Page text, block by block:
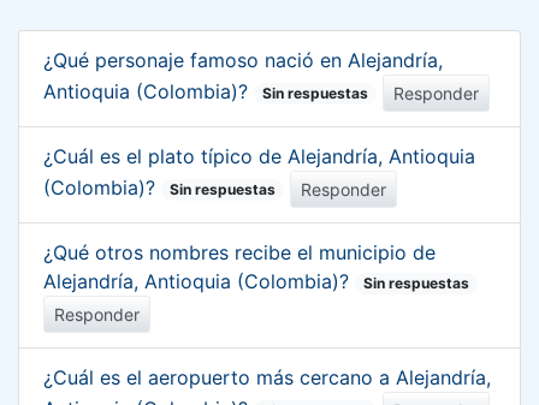
¿Qué personaje famoso nació en Alejandría,
Antioquia (Colombia)?
Sin respuestas Responder
¿Cuál es el plato típico de Alejandría, Antioquia
(Colombia)?
Sin respuestas Responder
¿Qué otros nombres recibe el municipio de
Alejandría, Antioquia (Colombia)?
Sin respuestas
Responder
¿Cuál es el aeropuerto más cercano a Alejandría,